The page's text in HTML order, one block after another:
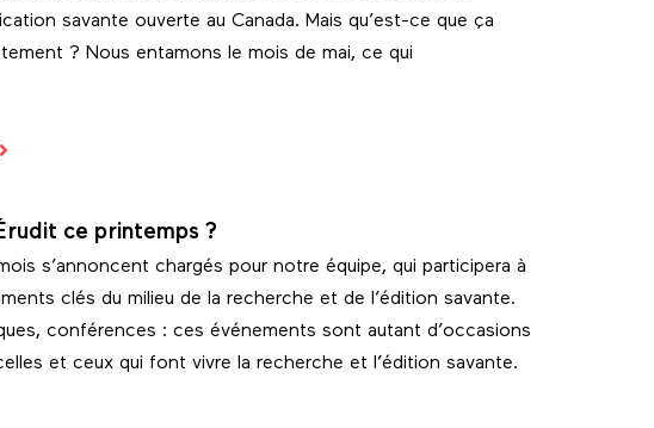
savante ouverte au Canada. Mais qu’est-ce que ça
? Nous entamons le mois de mai, ce qui
ce printemps ?
s’annoncent chargés pour notre équipe, qui participera à
clés du milieu de la recherche et de l’édition savante.
conférences : ces événements sont autant d’occasions
et ceux qui font vivre la recherche et l’édition savante.